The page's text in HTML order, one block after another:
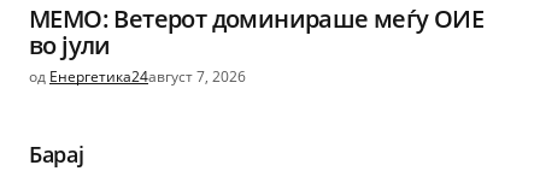
МЕМО: Ветерот доминираше меѓу ОИЕ
во јули
од Енергетика24август 7, 2026
Барај